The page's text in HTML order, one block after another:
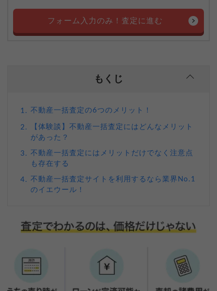
フォーム入力のみ！査定に進む
もくじ
1. 不動産一括査定の6つのメリット！
2.
【体験談】不動産一括査定にはどんなメリット
があった？
3. 不動産一括査定にはメリットだけでなく注意点
も存在する
4. 不動産一括査定サイトを利用するなら業界No.1
のイエウール！